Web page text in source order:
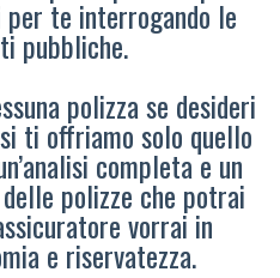
te interrogando le
pubbliche.
polizza se desideri
ti offriamo solo quello
completa e un
polizze che potrai
vorrai in
e riservatezza.